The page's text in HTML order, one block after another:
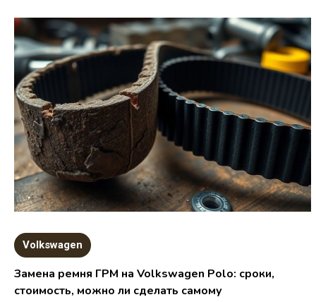
Volkswagen
Замена ремня ГРМ на Volkswagen Polo: сроки,
стоимость, можно ли сделать самому